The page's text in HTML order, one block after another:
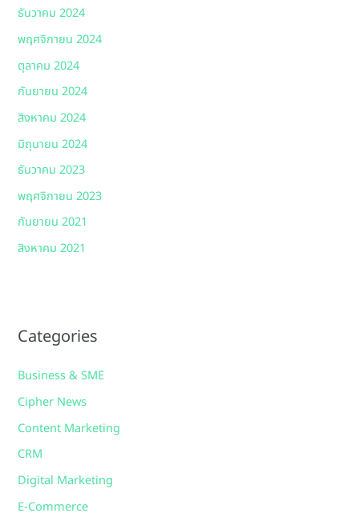
ธันวาคม 2024
พฤศจิกายน 2024
ตุลาคม 2024
กันยายน 2024
สิงหาคม 2024
มิถุนายน 2024
ธันวาคม 2023
พฤศจิกายน 2023
กันยายน 2021
สิงหาคม 2021
Categories
Business & SME
Cipher News
Content Marketing
CRM
Digital Marketing
E-Commerce